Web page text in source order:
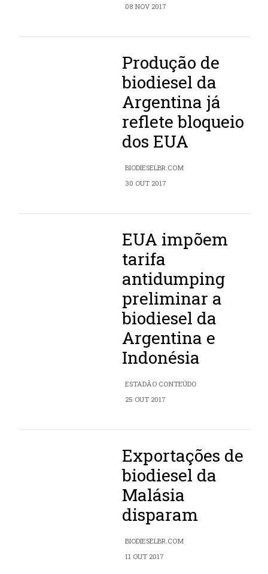
08 NOV 2017
Produção de
biodiesel da
Argentina já
reflete bloqueio
dos EUA
BIODIESELBR.COM
30 OUT 2017
EUA impõem
tarifa
antidumping
preliminar a
biodiesel da
Argentina e
Indonésia
ESTADÃO CONTEÚDO
25 OUT 2017
Exportações de
biodiesel da
Malásia
disparam
BIODIESELBR.COM
11 OUT 2017